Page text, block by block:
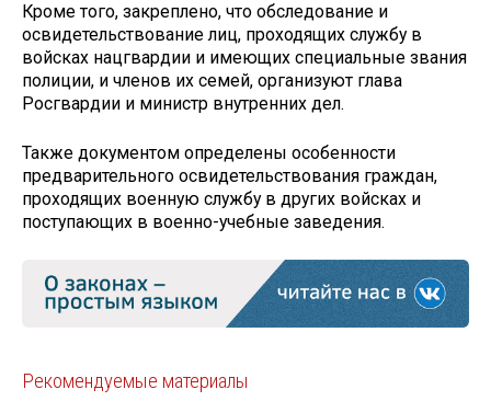
Кроме того, закреплено, что обследование и
освидетельствование лиц, проходящих службу в
войсках нацгвардии и имеющих специальные звания
полиции, и членов их семей, организуют глава
Росгвардии и министр внутренних дел.
Также документом определены особенности
предварительного освидетельствования граждан,
проходящих военную службу в других войсках и
поступающих в военно-учебные заведения.
Рекомендуемые материалы